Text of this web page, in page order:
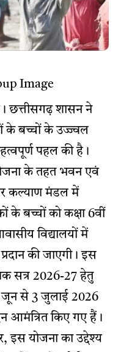
छत्तीसगढ़ शासन ने
के बच्चों के उज्ज्वल
पहल की है।
के तहत भवन एवं
कल्याण मंडल में
के बच्चों को कक्षा 6वीं
विद्यालयों में
की जाएगी। इस
सत्र 2026-27 हेतु
जून से 3 जुलाई 2026
किए गए हैं।
इस योजना का उद्देश्य